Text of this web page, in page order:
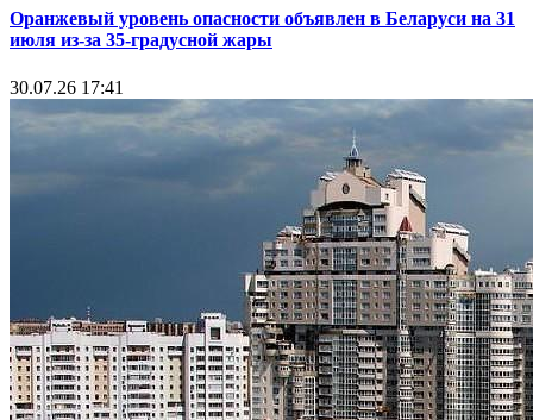
Оранжевый уровень опасности объявлен в Беларуси на 31
июля из‑за 35‑градусной жары
30.07.26 17:41